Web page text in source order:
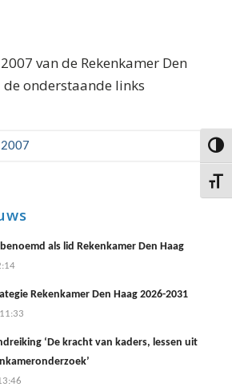
Kies
van de Rekenkamer Den
onderstaande links
als lid Rekenkamer Den Haag
Rekenkamer Den Haag 2026-2031
‘De kracht van kaders, lessen uit